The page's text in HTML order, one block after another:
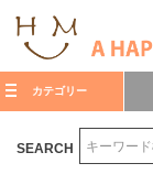
カテゴリー
SEARCH